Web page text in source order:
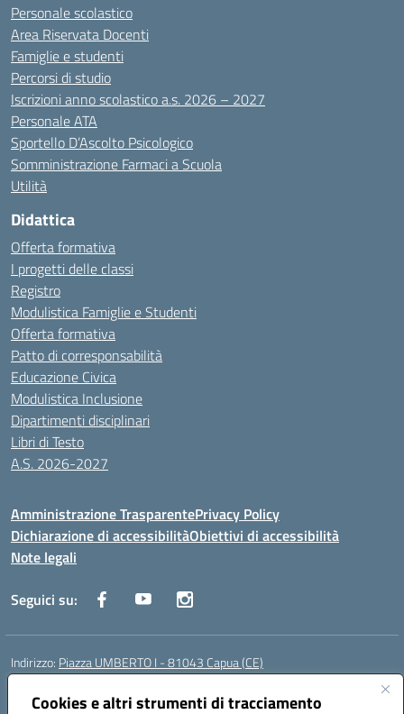
Cookies e altri strumenti di tracciamento
Personale scolastico
Area Riservata Docenti
Famiglie e studenti
Percorsi di studio
Iscrizioni anno scolastico a.s. 2026 – 2027
Personale ATA
Sportello D’Ascolto Psicologico
Somministrazione Farmaci a Scuola
Utilità
Didattica
Offerta formativa
I progetti delle classi
Registro
Modulistica Famiglie e Studenti
Offerta formativa
Patto di corresponsabilità
Educazione Civica
Modulistica Inclusione
Dipartimenti disciplinari
Libri di Testo
A.S. 2026-2027
Amministrazione TrasparentePrivacy Policy
Dichiarazione di accessibilitàObiettivi di accessibilità
Note legali
Seguici su:
Indirizzo: Piazza UMBERTO I - 81043 Capua (CE)
Centralino:0823961077 Email:cepm03000d@istruzione.it
Posta elettronica certificata (PEC):cepm03000d@pec.istruzione.it